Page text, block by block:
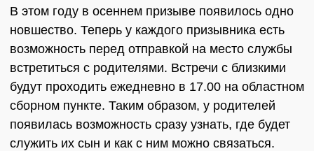
В этом году в осеннем призыве появилось одно
новшество. Теперь у каждого призывника есть
возможность перед отправкой на место службы
встретиться с родителями. Встречи с близкими
будут проходить ежедневно в 17.00 на областном
сборном пункте. Таким образом, у родителей
появилась возможность сразу узнать, где будет
служить их сын и как с ним можно связаться.